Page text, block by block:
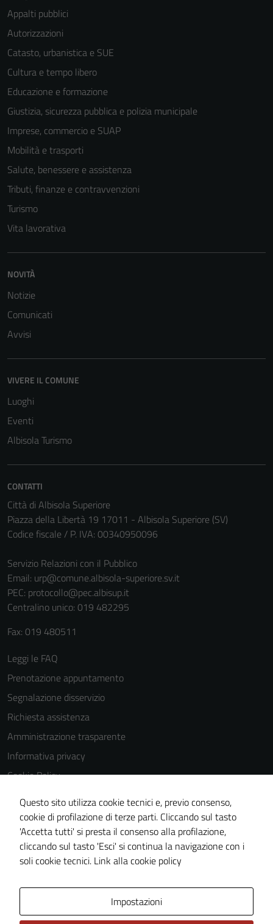
Appalti pubblici
Autorizzazioni
Catasto, urbanistica e SUE
Cultura e tempo libero
Educazione e formazione
Giustizia, sicurezza pubblica e polizia municipale
Imprese, commercio e SUAP
Mobilità e trasporti
Salute, benessere e assistenza
Tributi, finanze e contravvenzioni
Turismo
Vita lavorativa
NOVITÀ
Notizie
Comunicati
Avvisi
VIVERE IL COMUNE
Luoghi
Eventi
Albisola Turismo
CONTATTI
Città di Albisola Superiore
Piazza della Libertà 19 17011 - Albisola Superiore (SV)
Codice fiscale / P. IVA: 00340950096
Servizio Relazioni con il Pubblico
Email: urp@comune.albisola-superiore.sv.it
PEC: protocollo@pec.albisup.it
Centralino unico: 019 482295
Fax: 019 480511
Leggi le FAQ
Prenotazione appuntamento
Segnalazione disservizio
Richiesta assistenza
Amministrazione trasparente
Informativa privacy
Cookie Policy
Note legali
Dichiarazione di accessibilità
Piano di miglioramento del sito
Statistiche sito web
Questo sito utilizza cookie tecnici e, previo consenso,
cookie di profilazione di terze parti. Cliccando sul tasto
'Accetta tutti' si presta il consenso alla profilazione,
cliccando sul tasto 'Esci' si continua la navigazione con i
soli cookie tecnici. Link alla cookie policy
Impostazioni
possono
essere
non raccolgono